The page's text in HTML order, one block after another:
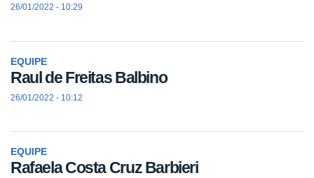
26/01/2022 - 10:29
EQUIPE
Raul de Freitas Balbino
26/01/2022 - 10:12
EQUIPE
Rafaela Costa Cruz Barbieri